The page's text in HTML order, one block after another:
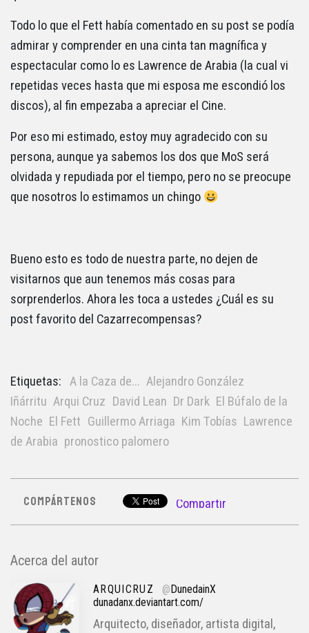
Todo lo que el Fett había comentado en su post se podía
admirar y comprender en una cinta tan magnífica y
espectacular como lo es Lawrence de Arabia (la cual vi
repetidas veces hasta que mi esposa me escondió los
discos), al fin empezaba a apreciar el Cine.
Por eso mi estimado, estoy muy agradecido con su
persona, aunque ya sabemos los dos que MoS será
olvidada y repudiada por el tiempo, pero no se preocupe
que nosotros lo estimamos un chingo
Bueno esto es todo de nuestra parte, no dejen de
visitarnos que aun tenemos más cosas para
sorprenderlos. Ahora les toca a ustedes ¿Cuál es su
post favorito del Cazarrecompensas?
Etiquetas: A la Caza de... Alejandro González
Iñárritu Arqui Cruz David Lean Dr Dark El Búfalo de la
Noche El Fett Guillermo Arriaga Kim Tobías Lawrence
de Arabia pronostico palomero
COMPÁRTENOS Compartir
Acerca del autor
ARQUICRUZ @ DunedainX
dunadanx.deviantart.com/
Arquitecto, diseñador, artista digital,